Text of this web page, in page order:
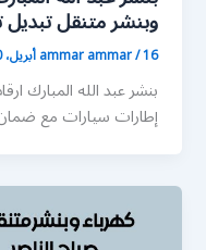
وبنشر متنقل تبديل
ammar ammar/16 أبريل، 2020
بنشر عبد الله المبارك
إطارات سيارات مع ضمان